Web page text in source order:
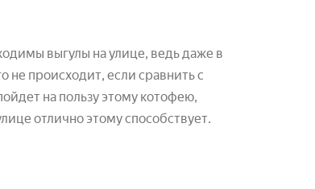
выгулы на улице, ведь даже в
не происходит, если сравнить с
на пользу этому котофею,
отлично этому способствует.